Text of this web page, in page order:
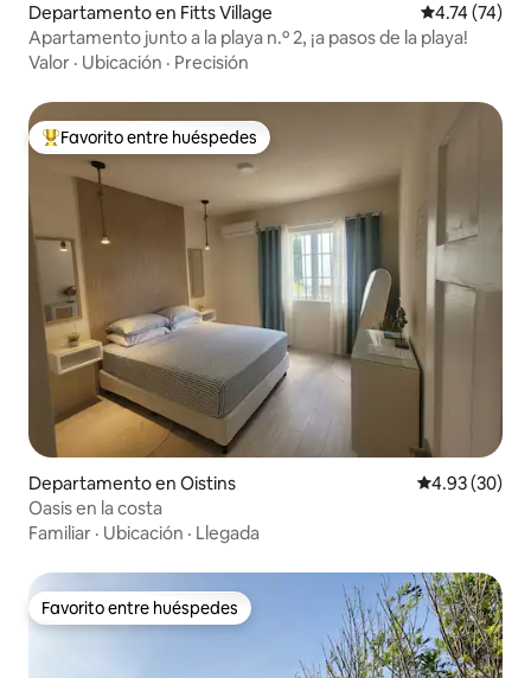
Departamento en Fitts Village Calificación
4.74 (74)
Apartamento junto a la playa n.º 2, ¡a pasos de la playa!
Valor · Ubicación · Precisión
De los mejores en Favorito entre huéspedes
Favorito entre huéspedes
Departamento en Oistins Calificación
4.93 (30)
Oasis en la costa
Familiar · Ubicación · Llegada
Favorito entre huéspedes
Favorito entre huéspedes